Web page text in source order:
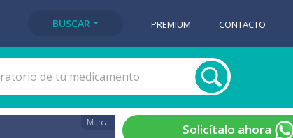
BUSCAR PREMIUM CONTACTO
Marca Solicítalo ahora